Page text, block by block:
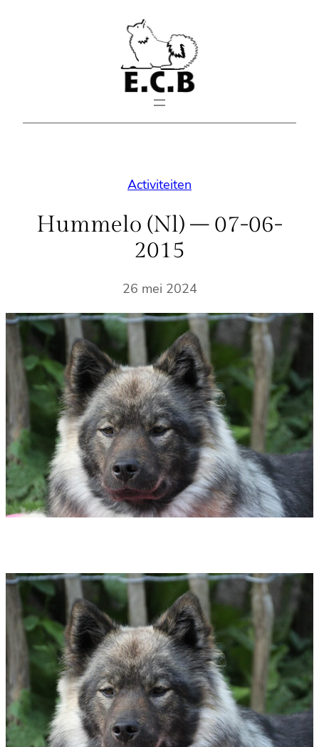
Activiteiten
Hummelo (Nl) – 07-06-
2015
26 mei 2024